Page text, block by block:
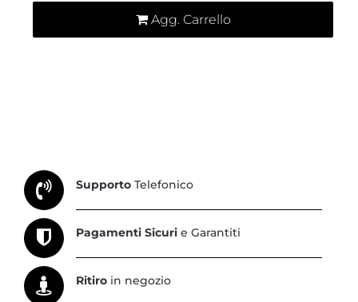
Agg. Carrello
Supporto Telefonico
Pagamenti Sicuri e Garantiti
Ritiro in negozio